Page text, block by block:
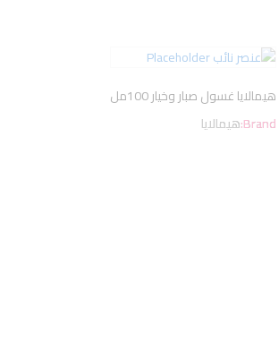
هيمالايا غسول صبار وخيار 100مل
Brand:هيمالايا